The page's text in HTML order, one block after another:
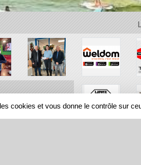
cookies et vous donne le contrôle sur